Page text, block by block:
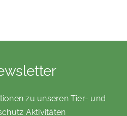
zu unseren Tier- und
Aktivitäten